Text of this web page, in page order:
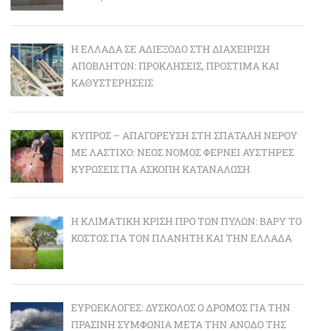
Η ΕΛΛΆΔΑ ΣΕ ΑΔΙΈΞΟΔΟ ΣΤΗ ΔΙΑΧΕΊΡΙΣΗ
ΑΠΟΒΛΉΤΩΝ: ΠΡΟΚΛΉΣΕΙΣ, ΠΡΌΣΤΙΜΑ ΚΑΙ
ΚΑΘΥΣΤΕΡΉΣΕΙΣ
ΚΎΠΡΟΣ – ΑΠΑΓΌΡΕΥΣΗ ΣΤΗ ΣΠΑΤΆΛΗ ΝΕΡΟΎ
ΜΕ ΛΆΣΤΙΧΟ: ΝΈΟΣ ΝΌΜΟΣ ΦΈΡΝΕΙ ΑΥΣΤΗΡΈΣ
ΚΥΡΏΣΕΙΣ ΓΙΑ ΆΣΚΟΠΗ ΚΑΤΑΝΆΛΩΣΗ
Η ΚΛΙΜΑΤΙΚΉ ΚΡΊΣΗ ΠΡΟ ΤΩΝ ΠΥΛΏΝ: BΑΡΎ ΤΟ
ΚΌΣΤΟΣ ΓΙΑ ΤΟΝ ΠΛΑΝΉΤΗ ΚΑΙ ΤΗΝ ΕΛΛΆΔΑ
ΕΥΡΩΕΚΛΟΓΈΣ: ΔΎΣΚΟΛΟΣ Ο ΔΡΌΜΟΣ ΓΙΑ ΤΗΝ
ΠΡΆΣΙΝΗ ΣΥΜΦΩΝΊΑ ΜΕΤΆ ΤΗΝ ΆΝΟΔΟ ΤΗΣ